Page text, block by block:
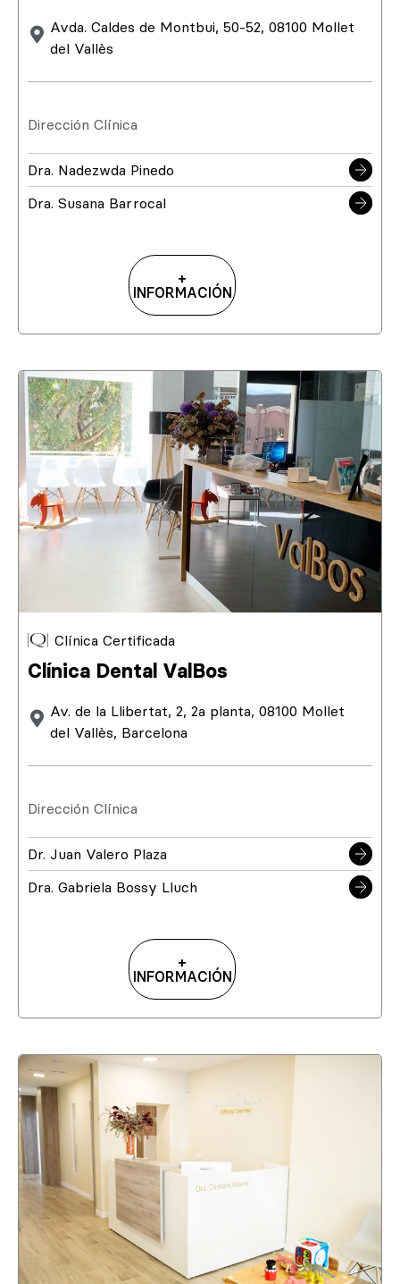
Avda. Caldes de Montbui, 50-52, 08100 Mollet
del Vallès
Dirección Clínica
Dra. Nadezwda Pinedo
Dra. Susana Barrocal
+
INFORMACIÓN
Clínica Certificada
Clínica Dental ValBos
Av. de la Llibertat, 2, 2a planta, 08100 Mollet
del Vallès, Barcelona
Dirección Clínica
Dr. Juan Valero Plaza
Dra. Gabriela Bossy Lluch
+
INFORMACIÓN